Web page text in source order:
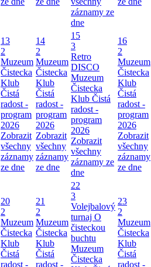
záznamy ze
dne
13
2
Muzeum
Čistecka
Klub
Čistá
radost -
program
2026
Zobrazit
všechny
záznamy
ze dne
14
2
Muzeum
Čistecka
Klub
Čistá
radost -
program
2026
Zobrazit
všechny
záznamy
ze dne
15
3
Retro
DISCO
Muzeum
Čistecka
Klub Čistá
radost -
program
2026
Zobrazit
všechny
záznamy ze
dne
16
2
Muzeum
Čistecka
Klub
Čistá
radost -
program
2026
Zobrazit
všechny
záznamy
ze dne
20
2
Muzeum
Čistecka
Klub
Čistá
radost -
21
2
Muzeum
Čistecka
Klub
Čistá
radost -
22
3
Volejbalový
turnaj O
čisteckou
buchtu
Muzeum
Čistecka
23
2
Muzeum
Čistecka
Klub
Čistá
radost -